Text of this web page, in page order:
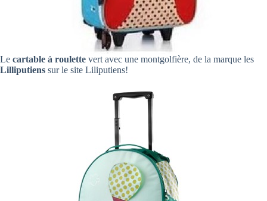
Le cartable à roulette vert avec une montgolfière, de la marque les
Lilliputiens sur le site Liliputiens!